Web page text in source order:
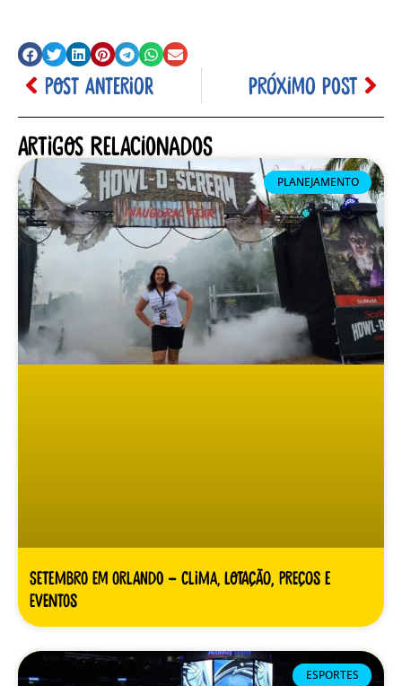
POST ANTERIOR PRÓXIMO POST
Artigos relacionados
PLANEJAMENTO
Setembro em Orlando – clima, lotação, preços e
eventos
ESPORTES